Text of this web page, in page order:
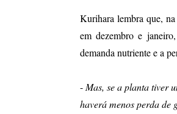
Kurihara lembra que,
em dezembro e
demanda nutriente e a
- Mas, se a planta tiver
haverá menos perda de